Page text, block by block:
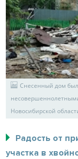
Снесенный дом
Новосибирской
Радость от
участка в